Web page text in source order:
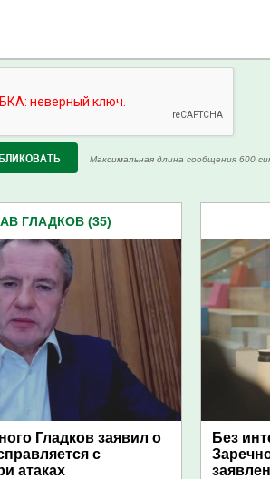
Максимальная длина сообщения 600
ГЛАДКОВ (35)
Гладков заявил о
с
атаках
Без